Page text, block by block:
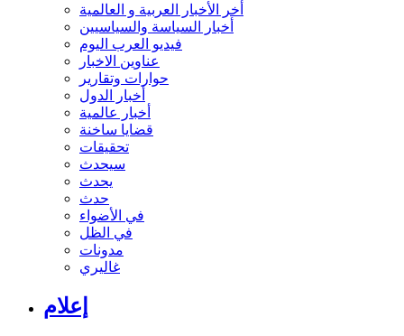
أخر الأخبار العربية و العالمية
أخبار السياسة والسياسيين
فيديو العرب اليوم
عناوين الاخبار
حوارات وتقارير
أخبار الدول
أخبار عالمية
قضايا ساخنة
تحقيقات
سيحدث
يحدث
حدث
في الأضواء
في الظل
مدونات
غاليري
إعلام